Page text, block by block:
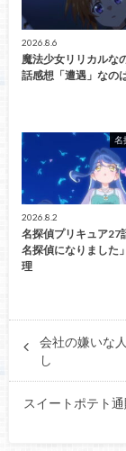
2026.8.6
魔法少女リリカルな
話感想「遭遇」なの
名
2026.8.2
名探偵プリキュア27
名探偵になりました
理
会社の嫌いな
し
スイートポテト